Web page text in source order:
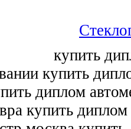
купить
купить
диплом
купить